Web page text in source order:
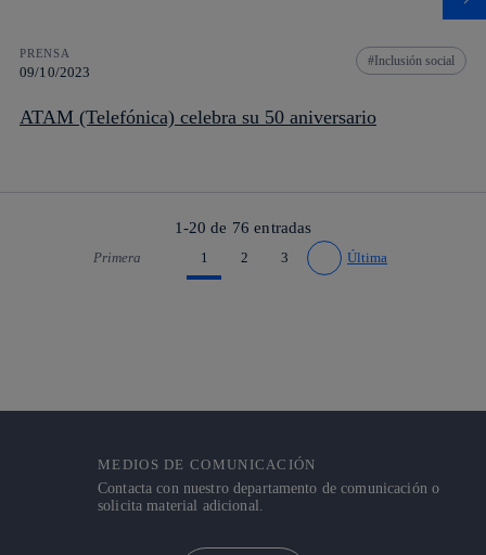
PRENSA
09/10/2023
Inclusión social
ATAM (Telefónica) celebra su 50 aniversario
1-20 de 76 entradas
Primera
Ir a página anterior
1 2 3
Ir a página siguiente
Última
MEDIOS DE COMUNICACIÓN
Contacta con nuestro departamento de comunicación o
solicita material adicional.